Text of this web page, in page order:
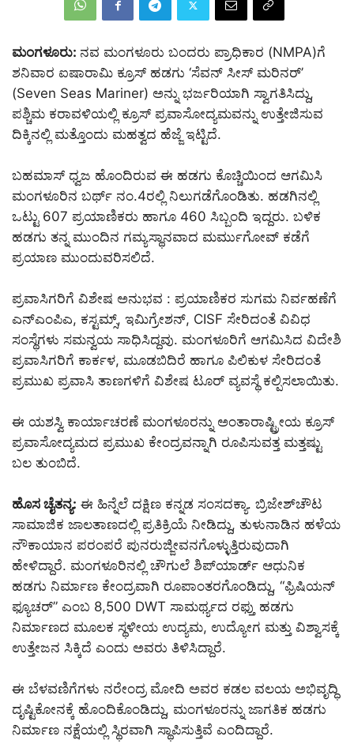
ಮಂಗಳೂರು: ನವ ಮಂಗಳೂರು ಬಂದರು ಪ್ರಾಧಿಕಾರ (NMPA)ಗೆ
ಶನಿವಾರ ಐಷಾರಾಮಿ ಕ್ರೂಸ್ ಹಡಗು ‘ಸೆವನ್ ಸೀಸ್ ಮರಿನರ್’
(Seven Seas Mariner) ಅನ್ನು ಭರ್ಜರಿಯಾಗಿ ಸ್ವಾಗತಿಸಿದ್ದು,
ಪಶ್ಚಿಮ ಕರಾವಳಿಯಲ್ಲಿ ಕ್ರೂಸ್ ಪ್ರವಾಸೋದ್ಯಮವನ್ನು ಉತ್ತೇಜಿಸುವ
ದಿಕ್ಕಿನಲ್ಲಿ ಮತ್ತೊಂದು ಮಹತ್ವದ ಹೆಜ್ಜೆ ಇಟ್ಟಿದೆ.
ಬಹಮಾಸ್ ಧ್ವಜ ಹೊಂದಿರುವ ಈ ಹಡಗು ಕೊಚ್ಚಿಯಿಂದ ಆಗಮಿಸಿ
ಮಂಗಳೂರಿನ ಬರ್ಥ್ ನಂ.4ರಲ್ಲಿ ನಿಲುಗಡೆಗೊಂಡಿತು. ಹಡಗಿನಲ್ಲಿ
ಒಟ್ಟು 607 ಪ್ರಯಾಣಿಕರು ಹಾಗೂ 460 ಸಿಬ್ಬಂದಿ ಇದ್ದರು. ಬಳಿಕ
ಹಡಗು ತನ್ನ ಮುಂದಿನ ಗಮ್ಯಸ್ಥಾನವಾದ ಮರ್ಮುಗೋವ್ ಕಡೆಗೆ
ಪ್ರಯಾಣ ಮುಂದುವರಿಸಲಿದೆ.
ಪ್ರವಾಸಿಗರಿಗೆ ವಿಶೇಷ ಅನುಭವ : ಪ್ರಯಾಣಿಕರ ಸುಗಮ ನಿರ್ವಹಣೆಗೆ
ಎನ್‌ಎಂಪಿಎ, ಕಸ್ಟಮ್ಸ್, ಇಮಿಗ್ರೇಶನ್, CISF ಸೇರಿದಂತೆ ವಿವಿಧ
ಸಂಸ್ಥೆಗಳು ಸಮನ್ವಯ ಸಾಧಿಸಿದ್ದವು. ಮಂಗಳೂರಿಗೆ ಆಗಮಿಸಿದ ವಿದೇಶಿ
ಪ್ರವಾಸಿಗರಿಗೆ ಕಾರ್ಕಳ, ಮೂಡಬಿದಿರೆ ಹಾಗೂ ಪಿಲಿಕುಳ ಸೇರಿದಂತೆ
ಪ್ರಮುಖ ಪ್ರವಾಸಿ ತಾಣಗಳಿಗೆ ವಿಶೇಷ ಟೂರ್ ವ್ಯವಸ್ಥೆ ಕಲ್ಪಿಸಲಾಯಿತು.
ಈ ಯಶಸ್ವಿ ಕಾರ್ಯಾಚರಣೆ ಮಂಗಳೂರನ್ನು ಅಂತಾರಾಷ್ಟ್ರೀಯ ಕ್ರೂಸ್
ಪ್ರವಾಸೋದ್ಯಮದ ಪ್ರಮುಖ ಕೇಂದ್ರವನ್ನಾಗಿ ರೂಪಿಸುವತ್ತ ಮತ್ತಷ್ಟು
ಬಲ ತುಂಬಿದೆ.
ಹೊಸ ಚೈತನ್ಯ: ಈ ಹಿನ್ನೆಲೆ ದಕ್ಷಿಣ ಕನ್ನಡ ಸಂಸದಕ್ಯಾ. ಬ್ರಿಜೇಶ್‌ಚೌಟ
ಸಾಮಾಜಿಕ ಜಾಲತಾಣದಲ್ಲಿ ಪ್ರತಿಕ್ರಿಯೆ ನೀಡಿದ್ದು, ತುಳುನಾಡಿನ ಹಳೆಯ
ನೌಕಾಯಾನ ಪರಂಪರೆ ಪುನರುಜ್ಜೀವನಗೊಳ್ಳುತ್ತಿರುವುದಾಗಿ
ಹೇಳಿದ್ದಾರೆ. ಮಂಗಳೂರಿನಲ್ಲಿ ಚೌಗುಲೆ ಶಿಪ್‌ಯಾರ್ಡ್ ಆಧುನಿಕ
ಹಡಗು ನಿರ್ಮಾಣ ಕೇಂದ್ರವಾಗಿ ರೂಪಾಂತರಗೊಂಡಿದ್ದು, “ಫ್ರಿಷಿಯನ್
ಫ್ಯೂಚರ್” ಎಂಬ 8,500 DWT ಸಾಮರ್ಥ್ಯದ ರಫ್ತು ಹಡಗು
ನಿರ್ಮಾಣದ ಮೂಲಕ ಸ್ಥಳೀಯ ಉದ್ಯಮ, ಉದ್ಯೋಗ ಮತ್ತು ವಿಶ್ವಾಸಕ್ಕೆ
ಉತ್ತೇಜನ ಸಿಕ್ಕಿದೆ ಎಂದು ಅವರು ತಿಳಿಸಿದ್ದಾರೆ.
ಈ ಬೆಳವಣಿಗೆಗಳು ನರೇಂದ್ರ ಮೋದಿ ಅವರ ಕಡಲ ವಲಯ ಅಭಿವೃದ್ಧಿ
ದೃಷ್ಟಿಕೋನಕ್ಕೆ ಹೊಂದಿಕೊಂಡಿದ್ದು, ಮಂಗಳೂರನ್ನು ಜಾಗತಿಕ ಹಡಗು
ನಿರ್ಮಾಣ ನಕ್ಷೆಯಲ್ಲಿ ಸ್ಥಿರವಾಗಿ ಸ್ಥಾಪಿಸುತ್ತಿವೆ ಎಂದಿದ್ದಾರೆ.